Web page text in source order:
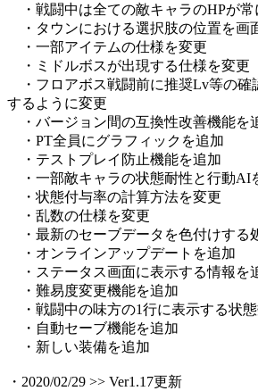
・戦闘中は全ての敵キャラのHPが常
・タウンにおける選択肢の位置を画
・一部アイテムの仕様を変更
・ミドルボスが出現する仕様を変更
・フロアボス戦闘前に推奨Lv等の確
するように変更
・バージョン間の互換性改善機能を
・PT全員にグラフィックを追加
・テストプレイ防止機能を追加
・一部敵キャラの状態耐性と行動AI
・状態付与率の計算方法を変更
・乱数の仕様を変更
・最新のセーブデータを色付けする
・オンラインアップデートを追加
・ステータス画面に表示する情報を
・難易度変更機能を追加
・戦闘中の味方の1行に表示する状
・自動セーブ機能を追加
・新しい装備を追加
・2020/02/29 >> Ver1.17更新